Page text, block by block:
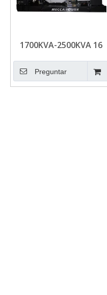
1700KVA-2500KVA 16
Generador diesel del
cilindro impulsado por
Mitsubishi / Motor SME
Preguntar